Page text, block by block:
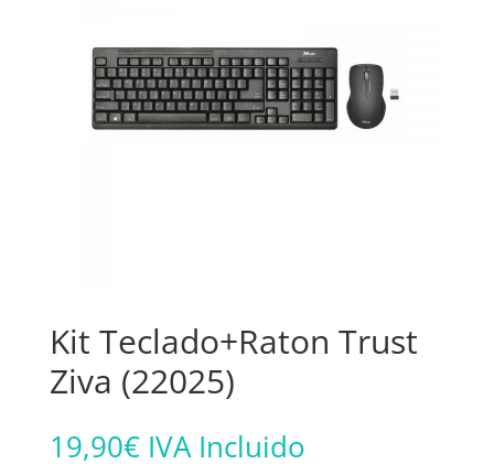
Kit Teclado+Raton Trust
Ziva (22025)
19,90€ IVA Incluido